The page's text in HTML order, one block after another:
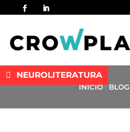
NEUROLITERATURA
INICIO |BLOG